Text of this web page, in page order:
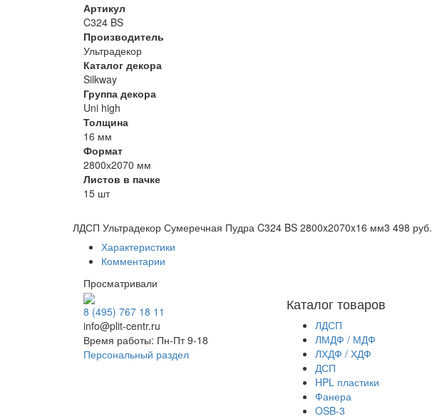
Артикул
C324 BS
Производитель
Ультрадекор
Каталог декора
Silkway
Группа декора
Uni high
Толщина
16 мм
Формат
2800х2070 мм
Листов в пачке
15 шт
ЛДСП Ультрадекор Сумеречная Пудра C324 BS 2800x2070x16 мм3 498 руб.
Характеристики
Комментарии
Просматривали
Каталог товаров
ЛДСП
ЛМДФ / МДФ
ЛХДФ / ХДФ
ДСП
HPL пластики
Фанера
OSB-3
8 (495) 767 18 11
info@plit-centr.ru
Время работы: Пн-Пт 9-18
Персональный раздел